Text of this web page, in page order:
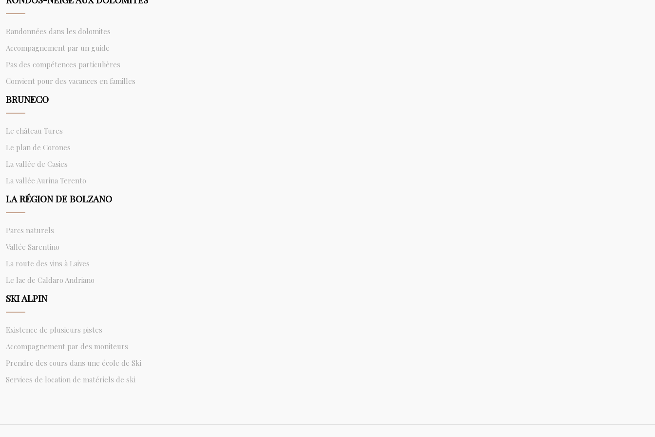
Randonnées dans les dolomites
Accompagnement par un guide
Pas des compétences particulières
Convient pour des vacances en familles
BRUNECO
Le château Tures
Le plan de Corones
La vallée de Casies
La vallée Aurina Terento
LA RÉGION DE BOLZANO
Parcs naturels
Vallée Sarentino
La route des vins à Laives
Le lac de Caldaro Andriano
SKI ALPIN
Existence de plusieurs pistes
Accompagnement par des moniteurs
Prendre des cours dans une école de Ski
Services de location de matériels de ski